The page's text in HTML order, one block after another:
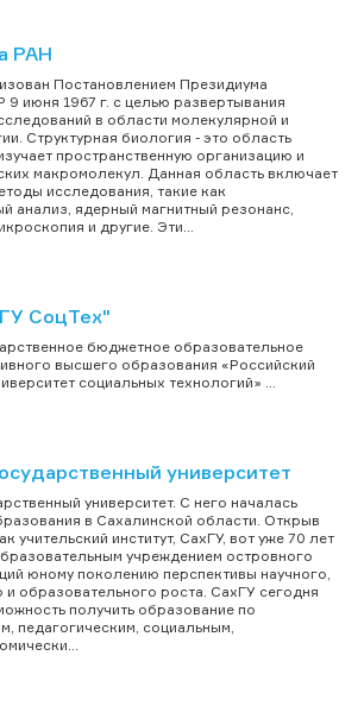
РАН
Постановлением Президиума
июня 1967 г. с целью развертывания
в области молекулярной и
Структурная биология - это область
пространственную организацию и
макромолекул. Данная область включает
исследования, такие как
анализ, ядерный магнитный резонанс,
и другие. Эти...
СоцТех"
бюджетное образовательное
высшего образования «Российский
социальных технологий» ...
университет
университет. С него началась
в Сахалинской области. Открыв
учительский институт, СахГУ, вот уже 70 лет
учреждением островного
юному поколению перспективы научного,
образовательного роста. СахГУ сегодня
получить образование по
педагогическим, социальным,